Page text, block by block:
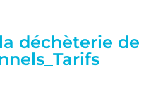
déchèterie de